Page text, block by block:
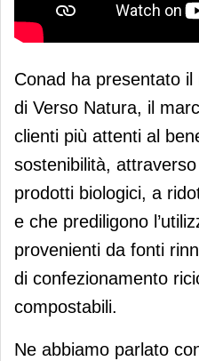
Conad ha presentato
di Verso Natura, il
clienti più attenti al
sostenibilità,
prodotti biologici, a
e che prediligono
provenienti da fonti
di confezionamento
compostabili.
Ne abbiamo parlato